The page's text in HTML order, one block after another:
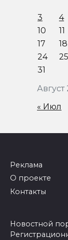
Август
3
4
10
11
17
18
24
25
31
« Июл
Реклама
О проекте
Контакты
Новостной